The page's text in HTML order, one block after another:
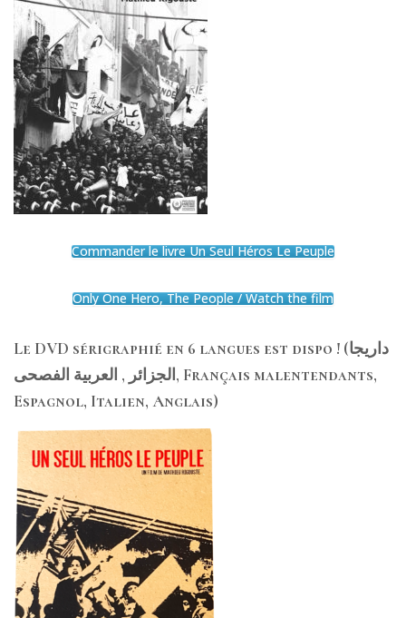
Commander le livre Un Seul Héros Le Peuple
Only One Hero, The People / Watch the film
Le DVD sérigraphié en 6 langues est dispo ! (داريجا
الجزائر , العربية الفصحى, Français malentendants,
Espagnol, Italien, Anglais)